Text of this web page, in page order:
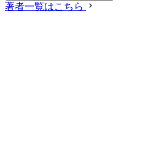
著者一覧はこちら